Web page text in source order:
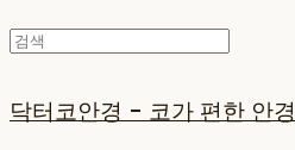
닥터코안경 - 코가 편한 안경